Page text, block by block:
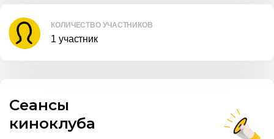
Сеансы
киноклуба
КОЛИЧЕСТВО УЧАСТНИКОВ
1 участник